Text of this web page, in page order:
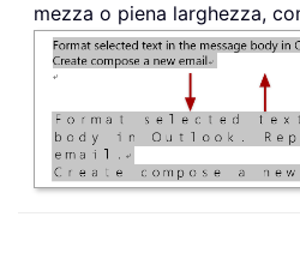
mezza o piena larghezza,